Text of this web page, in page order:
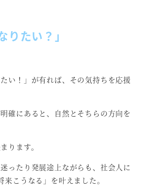
りたい？」
い！」が有れば、その気持ちを応援
確にあると、自然とそちらの方向を
ります。
ったり発展途上ながらも、社会人に
来こうなる」を叶えました。